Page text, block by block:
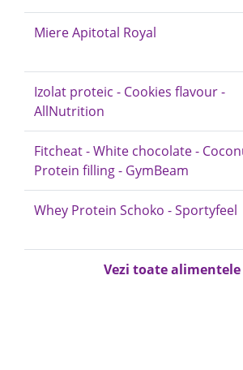
Miere Apitotal Royal
Izolat proteic - Cookies flavour -
AllNutrition
Fitcheat - White chocolate -
Protein filling - GymBeam
Whey Protein Schoko - Sportyfeel
Vezi toate